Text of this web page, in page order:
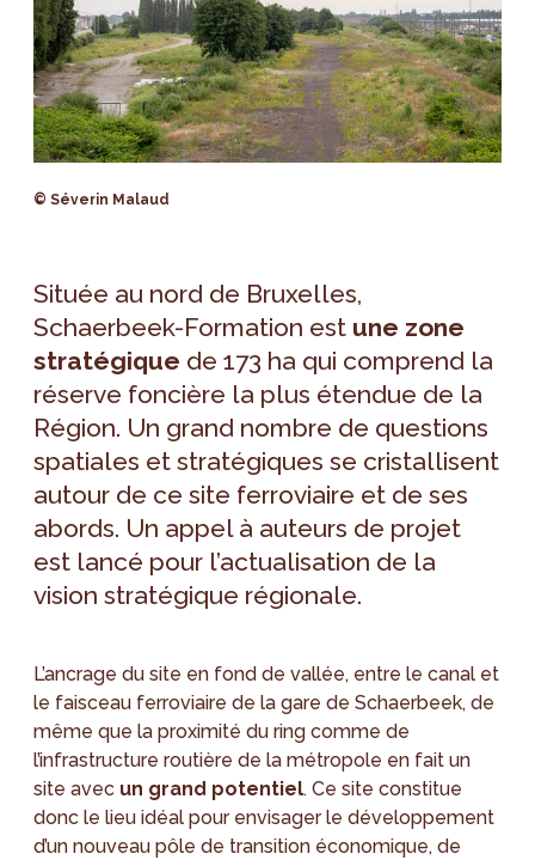
© Séverin Malaud
Située au nord de Bruxelles,
Schaerbeek-Formation est une zone
stratégique de 173 ha qui comprend la
réserve foncière la plus étendue de la
Région. Un grand nombre de questions
spatiales et stratégiques se cristallisent
autour de ce site ferroviaire et de ses
abords. Un appel à auteurs de projet
est lancé pour l’actualisation de la
vision stratégique régionale.
L’ancrage du site en fond de vallée, entre le canal et
le faisceau ferroviaire de la gare de Schaerbeek, de
même que la proximité du ring comme de
l’infrastructure routière de la métropole en fait un
site avec un grand potentiel. Ce site constitue
donc le lieu idéal pour envisager le développement
d’un nouveau pôle de transition économique, de